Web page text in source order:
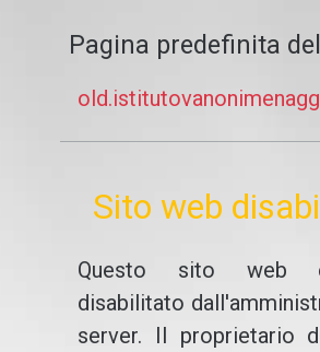
Pagina predefinita
Sito web
Questo sito web
disabilitato
server. Il proprietario